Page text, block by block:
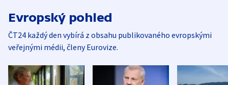
Evropský pohled
ČT24 každý den vybírá z obsahu publikovaného evropskými
veřejnými médii, členy Eurovize.